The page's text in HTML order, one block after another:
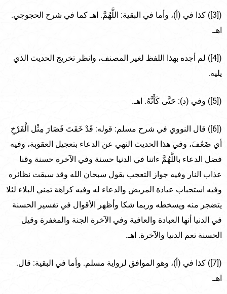
([3]) كذا في (أ)، وأما في البقية: اللَّهُمَّ. اهـ كما في شرح الحجوجي.
اهـ.
([4]) لم أجده بهذا اللفظ لغير المصنف، وانظر تخريج الحديث الذي
يليه.
([5]) وفي (د): حَتَّى كَأَنَّهُ. اهـ.
([6]) قال النووي في شرح مسلم: قوله: قَدْ خَفَتَ فَصَارَ مِثْل الْفَرْخِ
أي ضَعُفَ، وفي هذا الحديث النهي عن الدعاء بتعجيل العقوبة، وفيه
فضل الدعاء باللَّهُمَّ ءاتنا في الدنيا حسنة وفي الآخرة حسنة وقنا
عذاب النار وفيه جواز التعجب بقول سبحان الله وقد سبقت نظائره
وفيه استحباب عيادة المريض والدعاء له وفيه كراهة تمني البلاء لئلا
يتضجر منه ويسخطه وربما شكا وأظهر الأقوال في تفسير الحسنة
في الدنيا أنها العبادة والعافية وفي الآخرة الجنة والمغفرة وقيل
الحسنة تعم الدنيا والآخرة. اهـ.
([7]) كذا في (أ)، وهو الموافق لرواية مسلم. وأما في البقية: قال.
اهـ.